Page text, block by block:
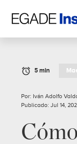
5 min
Por: Iván Adolfo
Publicado: Jul 14,